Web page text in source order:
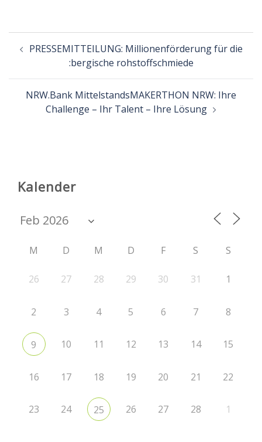
Beitragsnavigation
PRESSEMITTEILUNG: Millionenförderung für die
:bergische rohstoffschmiede
NRW.Bank MittelstandsMAKERTHON NRW: Ihre
Challenge – Ihr Talent – Ihre Lösung
Kalender
M D M D F S S
26 27 28 29 30 31 1
2 3 4 5 6 7 8
9 10 11 12 13 14 15
16 17 18 19 20 21 22
23 24 25 26 27 28 1